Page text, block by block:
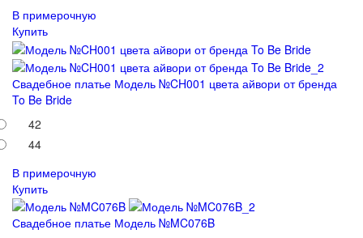
В примерочную
Купить
Свадебное платье Модель №CH001 цвета айвори от бренда
To Be Bride
42
44
В примерочную
Купить
Свадебное платье Модель №MC076B